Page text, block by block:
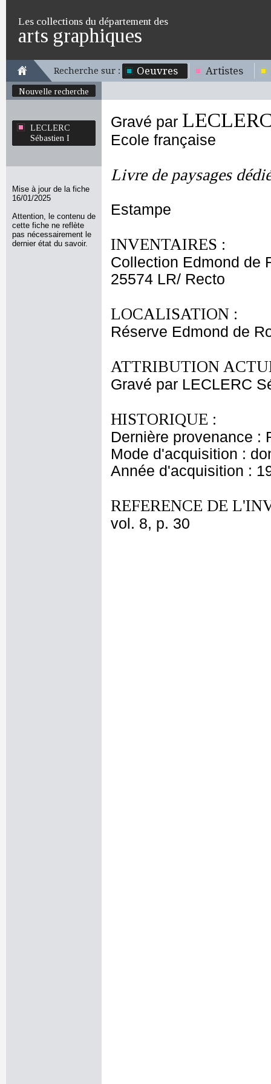
Les collections du département des
arts graphiques
Recherche sur : Oeuvres Artistes
Nouvelle recherche
LECLERC
Sébastien I
Mise à jour de la fiche
16/01/2025
Attention, le contenu de
cette fiche ne reflète
pas nécessairement le
dernier état du savoir.
Gravé par
Ecole française
Livre de paysages
Estampe
INVENTAIRES :
Collection Edmond de
25574 LR/ Recto
LOCALISATION :
Réserve Edmond de
ATTRIBUTION
Gravé par LECLERC
HISTORIQUE :
Dernière provenance :
Mode d'acquisition :
Année d'acquisition :
REFERENCE DE
vol. 8, p. 30